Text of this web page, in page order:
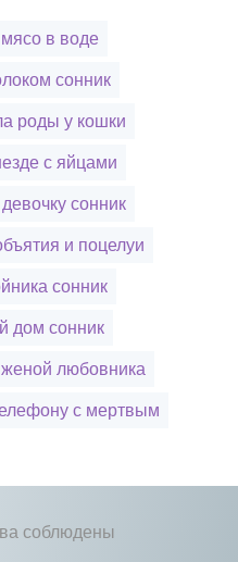
в воде
сонник
роды у кошки
с яйцами
сонник
и поцелуи
сонник
дом сонник
женой любовника
с мертвым
соблюдены